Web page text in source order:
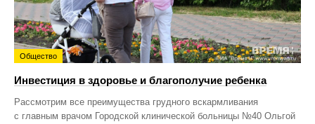
Общество
Инвестиция в здоровье и благополучие ребенка
Рассмотрим все преимущества грудного вскармливания
с главным врачом Городской клинической больницы №40 Ольгой